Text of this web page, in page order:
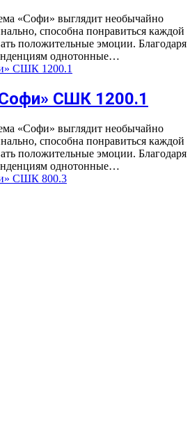
«Софи» выглядит необычайно
способна понравиться каждой
положительные эмоции. Благодаря
однотонные…
СШК 1200.1
«Софи» выглядит необычайно
способна понравиться каждой
положительные эмоции. Благодаря
однотонные…